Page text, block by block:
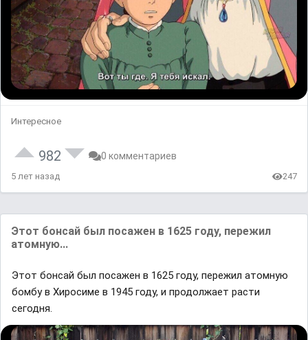
Интересное
982 0 комментариев
5 лет назад 247
Этот бонсай был посажен в 1625 году, пережил
атомную...
Этот бонсай был посажен в 1625 году, пережил атомную
бомбу в Хиросиме в 1945 году, и продолжает расти
сегодня.